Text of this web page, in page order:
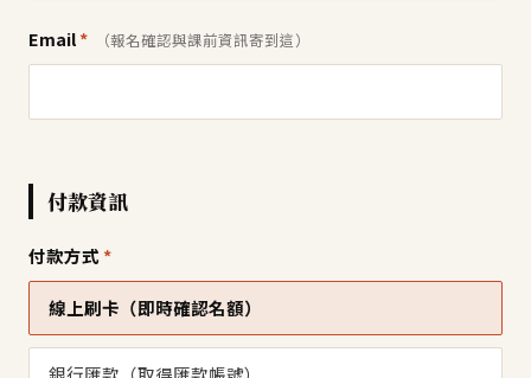
Email* （報名確認與課前資訊寄到這）
付款資訊
付款方式*
線上刷卡（即時確認名額）